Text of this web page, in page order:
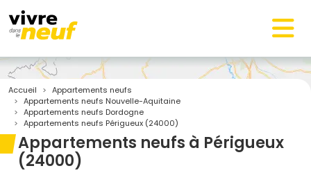
Accueil
Appartements neufs
Appartements neufs Nouvelle-Aquitaine
Appartements neufs Dordogne
Appartements neufs Périgueux (24000)
Appartements neufs à Périgueux
(24000)